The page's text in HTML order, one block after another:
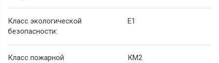
Класс экологической
безопасности:
Е1
Класс пожарной
КМ2